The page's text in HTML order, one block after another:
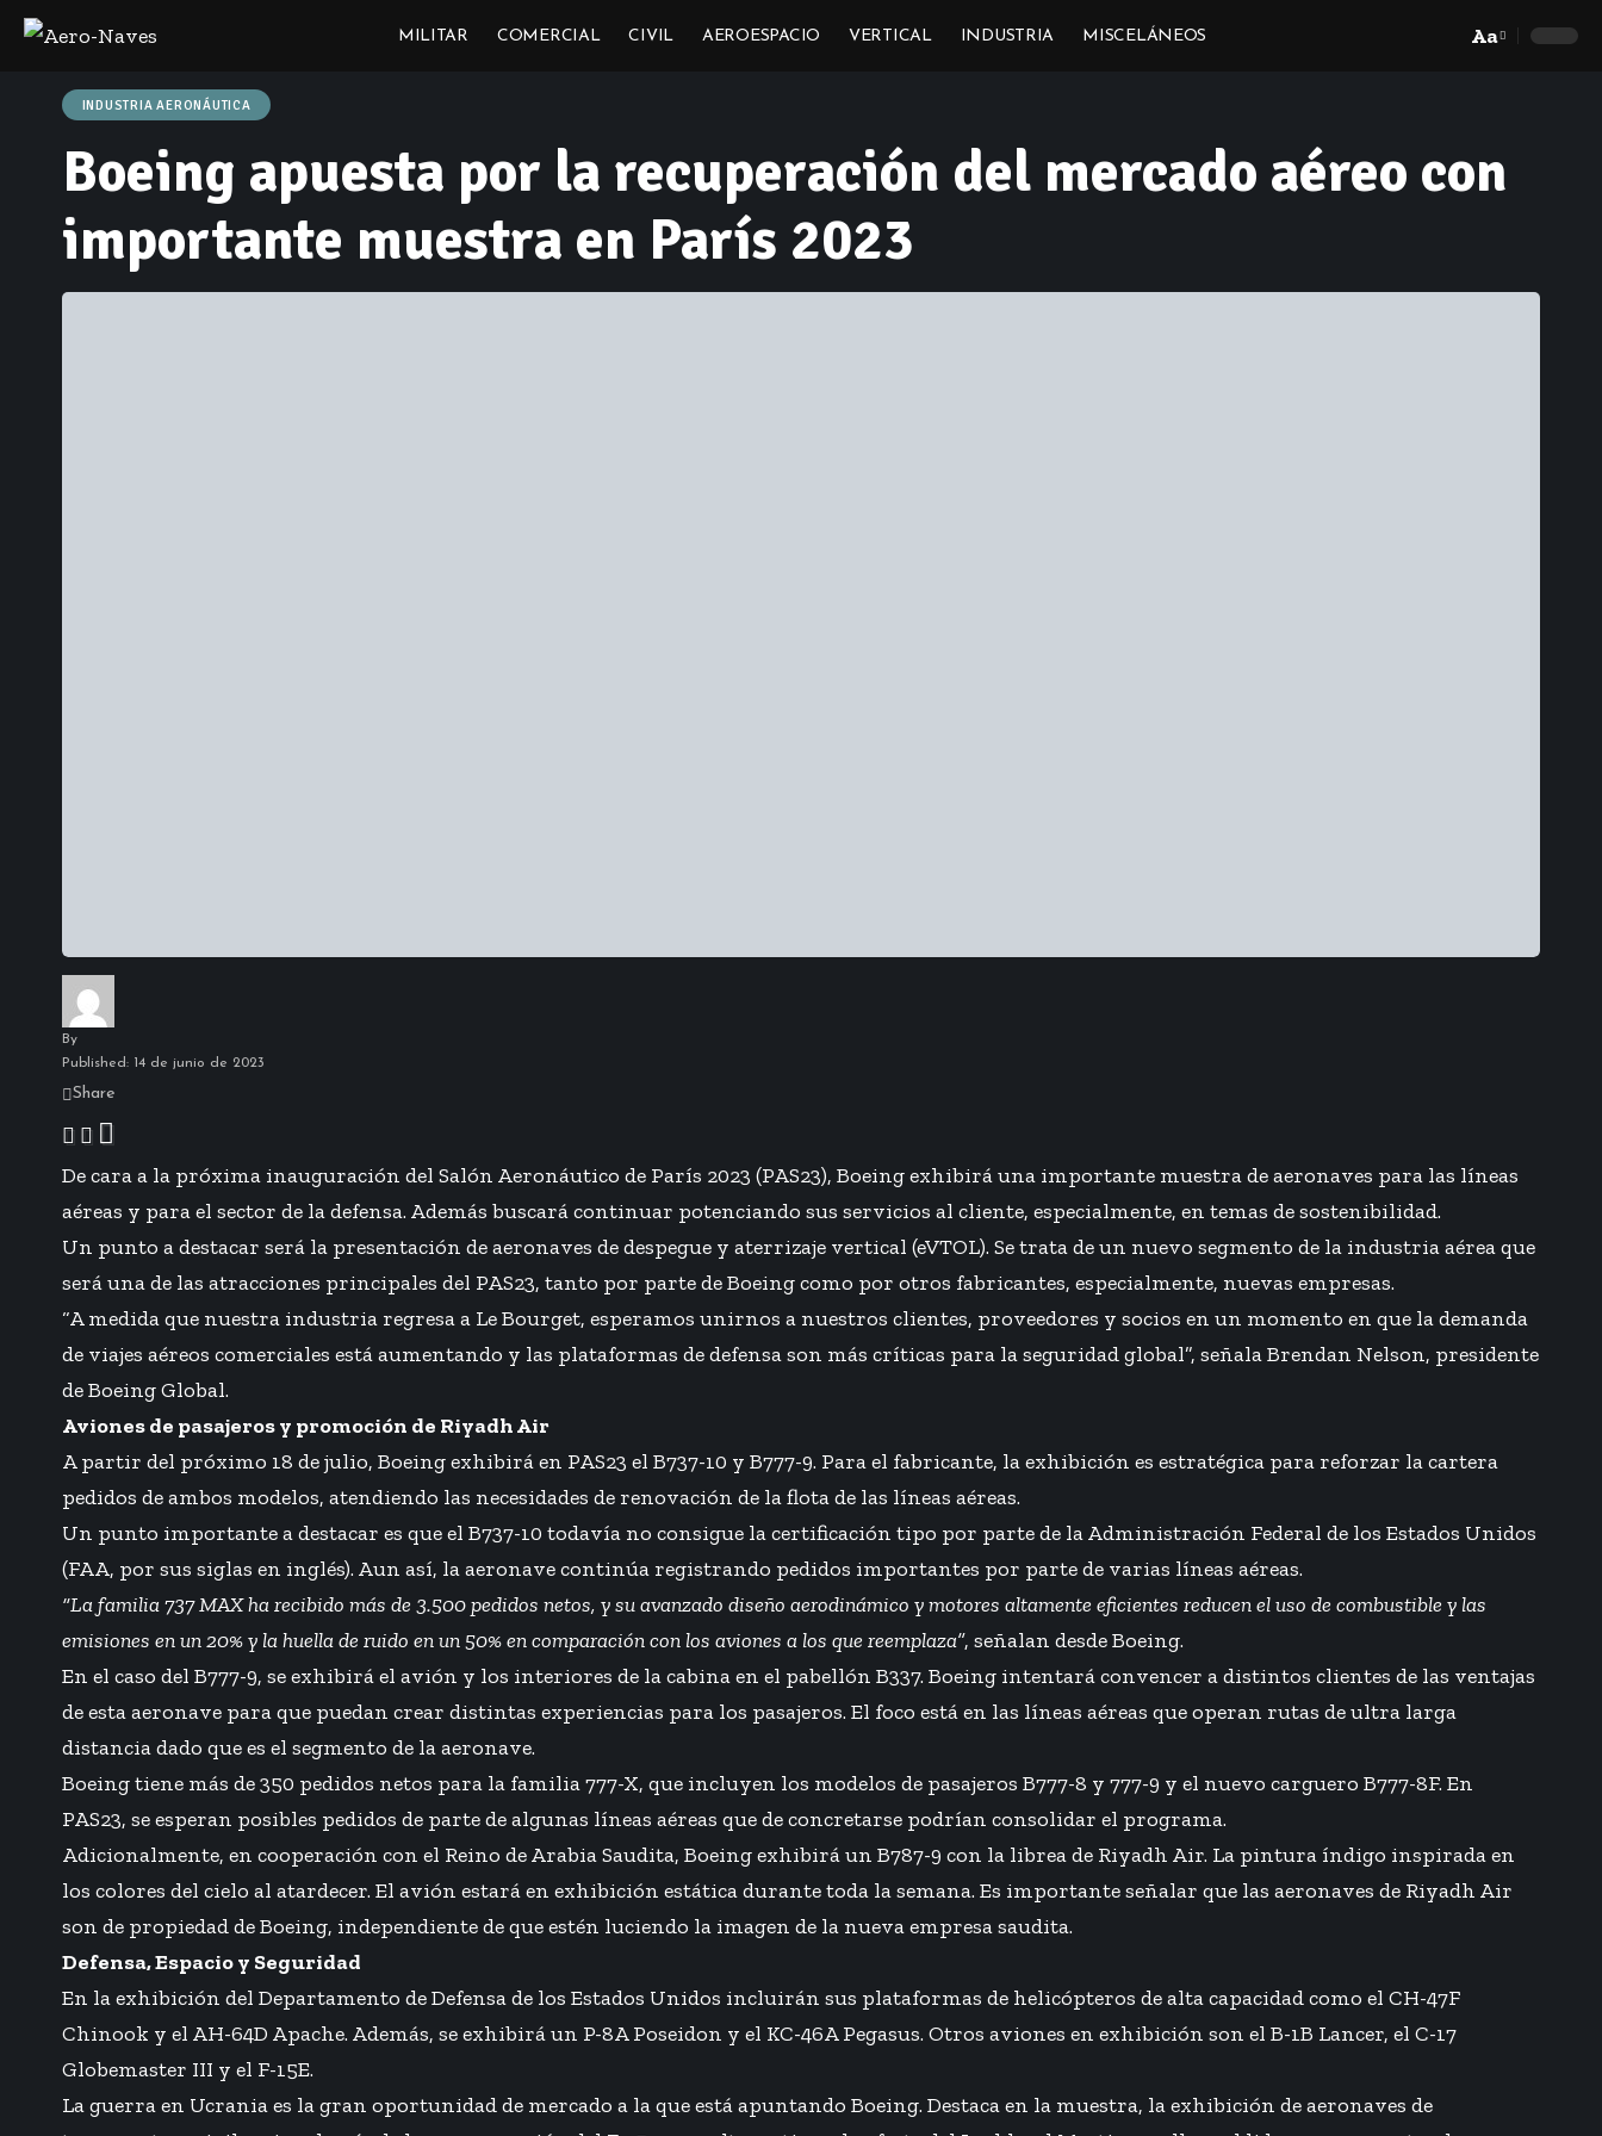
MILITAR COMERCIAL CIVIL AEROESPACIO VERTICAL INDUSTRIA MISCELÁNEOS
Font
Aa
INDUSTRIA AERONÁUTICA
Boeing apuesta por la recuperación del mercado aéreo con
importante muestra en París 2023
By
Published: 14 de junio de 2023
Share
De cara a la próxima inauguración del Salón Aeronáutico de París 2023 (PAS23), Boeing exhibirá una importante muestra de aeronaves para las líneas
aéreas y para el sector de la defensa. Además buscará continuar potenciando sus servicios al cliente, especialmente, en temas de sostenibilidad.
Un punto a destacar será la presentación de aeronaves de despegue y aterrizaje vertical (eVTOL). Se trata de un nuevo segmento de la industria aérea que
será una de las atracciones principales del PAS23, tanto por parte de Boeing como por otros fabricantes, especialmente, nuevas empresas.
“A medida que nuestra industria regresa a Le Bourget, esperamos unirnos a nuestros clientes, proveedores y socios en un momento en que la demanda
de viajes aéreos comerciales está aumentando y las plataformas de defensa son más críticas para la seguridad global”, señala Brendan Nelson, presidente
de Boeing Global.
Aviones de pasajeros y promoción de Riyadh Air
A partir del próximo 18 de julio, Boeing exhibirá en PAS23 el B737-10 y B777-9. Para el fabricante, la exhibición es estratégica para reforzar la cartera
pedidos de ambos modelos, atendiendo las necesidades de renovación de la flota de las líneas aéreas.
Un punto importante a destacar es que el B737-10 todavía no consigue la certificación tipo por parte de la Administración Federal de los Estados Unidos
(FAA, por sus siglas en inglés). Aun así, la aeronave continúa registrando pedidos importantes por parte de varias líneas aéreas.
“La familia 737 MAX ha recibido más de 3.500 pedidos netos, y su avanzado diseño aerodinámico y motores altamente eficientes reducen el uso de combustible y las
emisiones en un 20% y la huella de ruido en un 50% en comparación con los aviones a los que reemplaza”, señalan desde Boeing.
En el caso del B777-9, se exhibirá el avión y los interiores de la cabina en el pabellón B337. Boeing intentará convencer a distintos clientes de las ventajas
de esta aeronave para que puedan crear distintas experiencias para los pasajeros. El foco está en las líneas aéreas que operan rutas de ultra larga
distancia dado que es el segmento de la aeronave.
Boeing tiene más de 350 pedidos netos para la familia 777-X, que incluyen los modelos de pasajeros B777-8 y 777-9 y el nuevo carguero B777-8F. En
PAS23, se esperan posibles pedidos de parte de algunas líneas aéreas que de concretarse podrían consolidar el programa.
Adicionalmente, en cooperación con el Reino de Arabia Saudita, Boeing exhibirá un B787-9 con la librea de Riyadh Air. La pintura índigo inspirada en
los colores del cielo al atardecer. El avión estará en exhibición estática durante toda la semana. Es importante señalar que las aeronaves de Riyadh Air
son de propiedad de Boeing, independiente de que estén luciendo la imagen de la nueva empresa saudita.
Defensa, Espacio y Seguridad
En la exhibición del Departamento de Defensa de los Estados Unidos incluirán sus plataformas de helicópteros de alta capacidad como el CH-47F
Chinook y el AH-64D Apache. Además, se exhibirá un P-8A Poseidon y el KC-46A Pegasus. Otros aviones en exhibición son el B-1B Lancer, el C-17
Globemaster III y el F-15E.
La guerra en Ucrania es la gran oportunidad de mercado a la que está apuntando Boeing. Destaca en la muestra, la exhibición de aeronaves de